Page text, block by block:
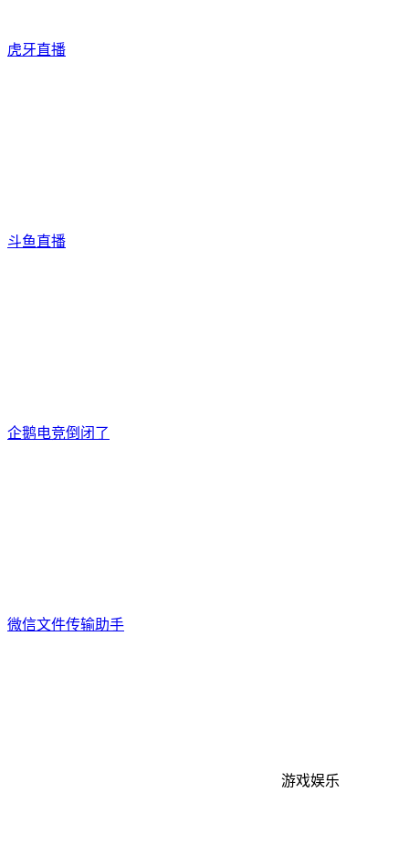
虎牙直播
斗鱼直播
企鹅电竞倒闭了
微信文件传输助手
游戏娱乐